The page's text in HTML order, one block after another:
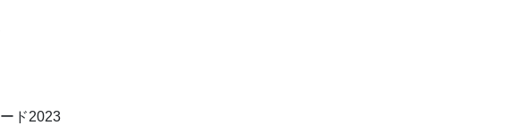
ド2023